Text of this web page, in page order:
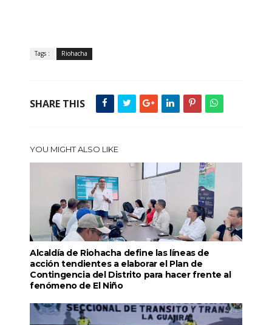
Tags : Riohacha
SHARE THIS
YOU MIGHT ALSO LIKE
Alcaldía de Riohacha define las líneas de
acción tendientes a elaborar el Plan de
Contingencia del Distrito para hacer frente al
fenómeno de El Niño